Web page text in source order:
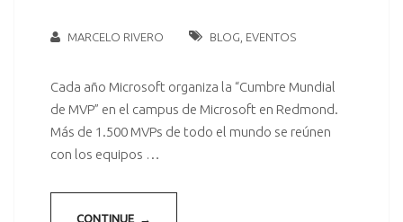
MARCELO RIVERO BLOG EVENTOS
Cada año Microsoft organiza la “Cumbre Mundial
de MVP” en el campus de Microsoft en Redmond.
Más de 1.500 MVPs de todo el mundo se reúnen
con los equipos …
CONTINUE →